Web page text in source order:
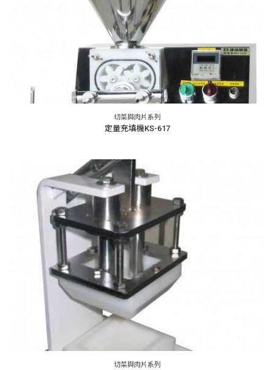
切菜與肉片系列
定量充填機KS-617
切菜與肉片系列